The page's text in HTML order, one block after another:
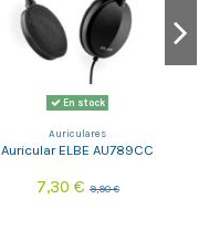
En stock
Auriculares
Auricular ELBE AU789CC
7,30 € 9,90 €